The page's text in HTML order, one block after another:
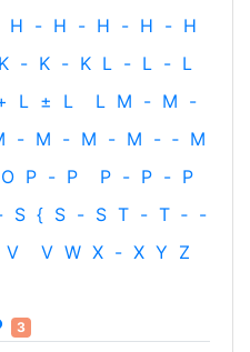
H - H - H - H - H
K - K - K L - L - L
L ± L L M - M -
- M - M - M - ‐ M
O P - P P - P - P
S { S - S T - T ‐ -
V V W X - X Y Z
3